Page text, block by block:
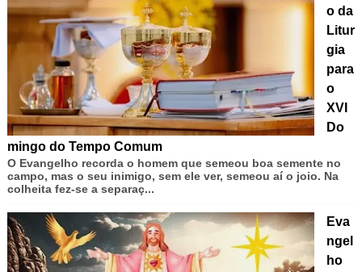
o da
Litur
gia
para
o
XVI
Do
mingo do Tempo Comum
O Evangelho recorda o homem que semeou boa semente no
campo, mas o seu inimigo, sem ele ver, semeou aí o joio. Na
colheita fez-se a separaç...
Eva
ngel
ho